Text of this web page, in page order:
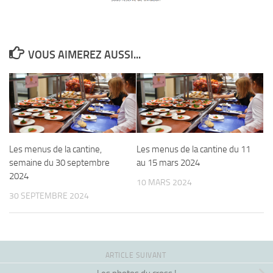
VOUS AIMEREZ AUSSI...
Les menus de la cantine,
semaine du 30 septembre
2024
30 SEPTEMBRE 2024
Les menus de la cantine du 11
au 15 mars 2024
10 MARS 2024
ARTICLE SUIVANT